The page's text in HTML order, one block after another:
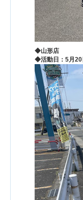
◆山形店
◆活動日：5月20